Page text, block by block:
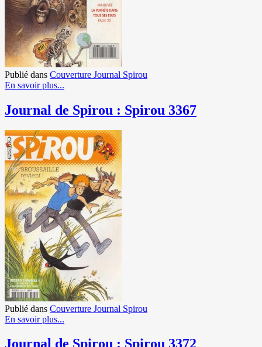
Publié dans Couverture Journal Spirou
En savoir plus...
Journal de Spirou : Spirou 3367
Publié dans Couverture Journal Spirou
En savoir plus...
Journal de Spirou : Spirou 3372